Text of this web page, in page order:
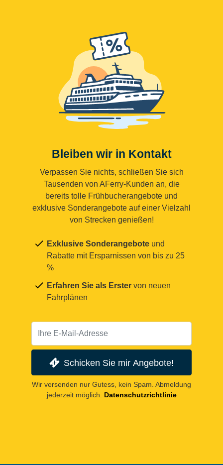
Bleiben wir in Kontakt
Verpassen Sie nichts, schließen Sie sich
Tausenden von AFerry-Kunden an, die
bereits tolle Frühbucherangebote und
exklusive Sonderangebote auf einer Vielzahl
von Strecken genießen!
Exklusive Sonderangebote und
Rabatte mit Ersparnissen von bis zu 25
%
Erfahren Sie als Erster von neuen
Fahrplänen
Schicken Sie mir Angebote!
Wir versenden nur Gutess, kein Spam. Abmeldung
jederzeit möglich.
Datenschutzrichtlinie